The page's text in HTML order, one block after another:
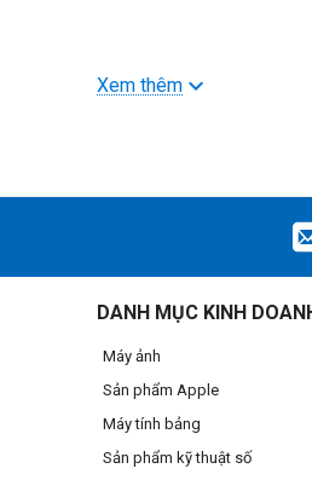
Xem thêm
DANH MỤC KINH
Máy ảnh
Sản phẩm Apple
Máy tính bảng
Sản phẩm kỹ thuật số